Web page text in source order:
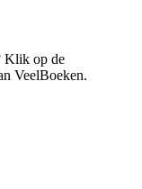
Klik op de
VeelBoeken.